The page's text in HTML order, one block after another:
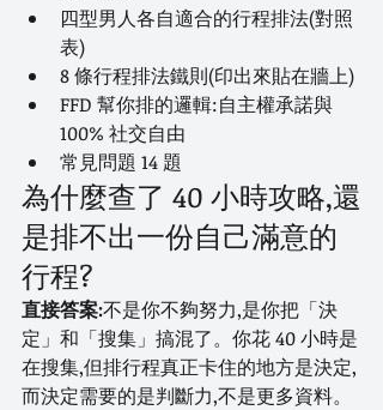
四型男人各自適合的行程排法(對照
表)
8 條行程排法鐵則(印出來貼在牆上)
FFD 幫你排的邏輯:自主權承諾與
100% 社交自由
常見問題 14 題
為什麼查了 40 小時攻略,還
是排不出一份自己滿意的
行程?
直接答案:不是你不夠努力,是你把「決
定」和「搜集」搞混了。你花 40 小時是
在搜集,但排行程真正卡住的地方是決定,
而決定需要的是判斷力,不是更多資料。